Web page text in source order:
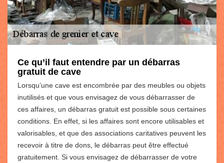
Ce qu’il faut entendre par un débarras
gratuit de cave
Lorsqu’une cave est encombrée par des meubles ou objets
inutilisés et que vous envisagez de vous débarrasser de
ces affaires, un débarras gratuit est possible sous certaines
conditions. En effet, si les affaires sont encore utilisables et
valorisables, et que des associations caritatives peuvent les
recevoir à titre de dons, le débarras peut être effectué
gratuitement. Si vous envisagez de débarrasser de votre